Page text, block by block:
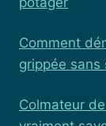
Comment
grippée sans
Colmateur